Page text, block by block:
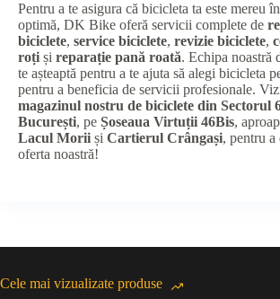
Pentru a te asigura că bicicleta ta este mereu
optimă, DK Bike oferă servicii complete de
biciclete, service biciclete, revizie biciclete,
roți și reparație pană roată. Echipa noastră
te așteaptă pentru a te ajuta să alegi bicicleta
pentru a beneficia de servicii profesionale.
magazinul nostru de biciclete din Sectorul
București, pe Șoseaua Virtuții 46Bis,
Lacul Morii și Cartierul Crângași, pentru a
oferta noastră!
Cele mai vizualizate produse